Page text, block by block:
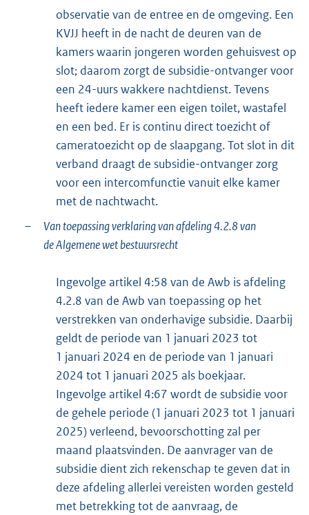
observatie van de entree en de omgeving. Een
KVJJ heeft in de nacht de deuren van de
kamers waarin jongeren worden gehuisvest op
slot; daarom zorgt de subsidie-ontvanger voor
een 24-uurs wakkere nachtdienst. Tevens
heeft iedere kamer een eigen toilet, wastafel
en een bed. Er is continu direct toezicht of
cameratoezicht op de slaapgang. Tot slot in dit
verband draagt de subsidie-ontvanger zorg
voor een intercomfunctie vanuit elke kamer
met de nachtwacht.
–
Van toepassing verklaring van afdeling 4.2.8 van
de Algemene wet bestuursrecht
Ingevolge artikel 4:58 van de Awb is afdeling
4.2.8 van de Awb van toepassing op het
verstrekken van onderhavige subsidie. Daarbij
geldt de periode van 1 januari 2023 tot
1 januari 2024 en de periode van 1 januari
2024 tot 1 januari 2025 als boekjaar.
Ingevolge artikel 4:67 wordt de subsidie voor
de gehele periode (1 januari 2023 tot 1 januari
2025) verleend, bevoorschotting zal per
maand plaatsvinden. De aanvrager van de
subsidie dient zich rekenschap te geven dat in
deze afdeling allerlei vereisten worden gesteld
met betrekking tot de aanvraag, de